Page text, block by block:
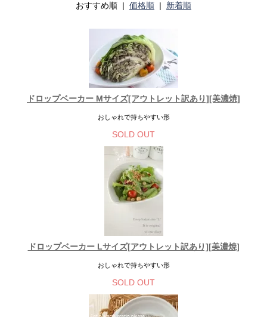
おすすめ順 | 価格順 | 新着順
ドロップベーカー Mサイズ[アウトレット訳あり][美濃焼]
おしゃれで持ちやすい形
SOLD OUT
ドロップベーカー Lサイズ[アウトレット訳あり][美濃焼]
おしゃれで持ちやすい形
SOLD OUT